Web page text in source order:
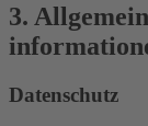
3.
Datenschutz